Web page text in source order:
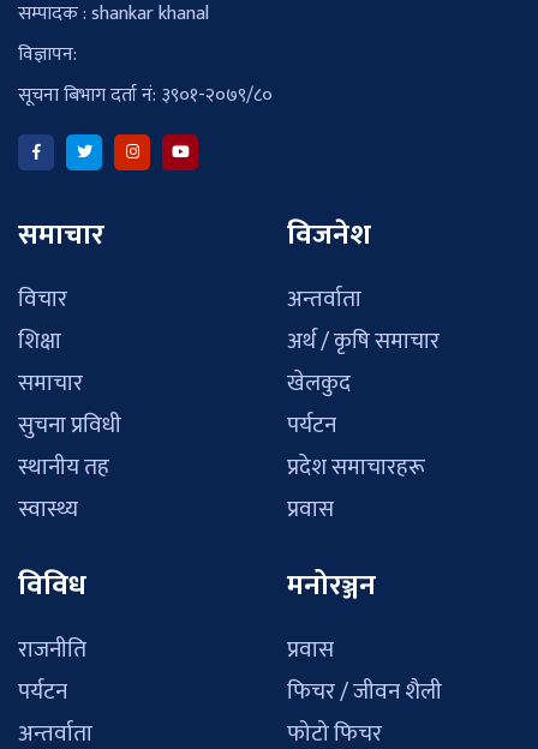
सम्पादक : shankar khanal
विज्ञापन:
सूचना बिभाग दर्ता नं: ३९०१-२०७९/८०
समाचार
विचार
शिक्षा
समाचार
सुचना प्रविधी
स्थानीय तह
स्वास्थ्य
विजनेश
अन्तर्वाता
अर्थ / कृषि समाचार
खेलकुद
पर्यटन
प्रदेश समाचारहरू
प्रवास
विविध
राजनीति
पर्यटन
अन्तर्वाता
मनोरञ्जन
प्रवास
फिचर / जीवन शैली
फोटो फिचर